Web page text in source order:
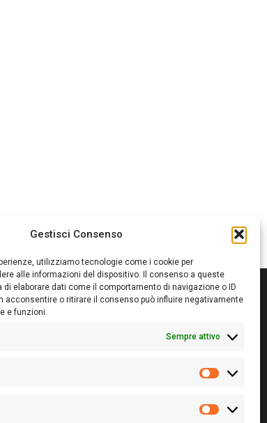
Gestisci Consenso
utilizziamo tecnologie come i cookie per
alle informazioni del dispositivo. Il consenso a queste
elaborare dati come il comportamento di navigazione o ID
acconsentire o ritirare il consenso può influire negativamente
e funzioni.
Sempre attivo
Statistiche
Cirronis Ditta individuale
al ROC:
del 10/02/2020